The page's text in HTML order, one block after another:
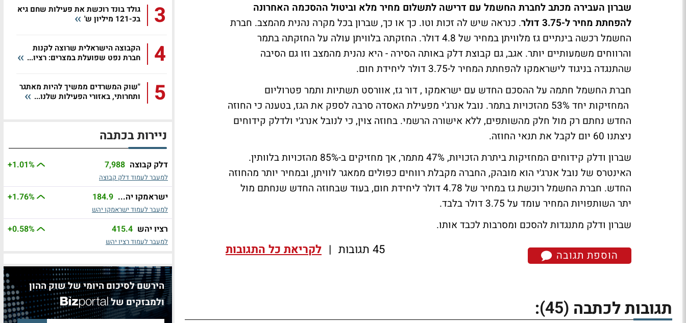
שברון העבירה מכתב לחברת החשמל עם דרישה לתשלום מחיר מלא וביטול ההסכמה האחרונה
להפחתת מחיר ל-3.75 דולר
. כנראה שיש לה זכות וטו. כך או כך, שברון בכל מקרה נהנית מהמצב. חברת
החשמל רכשה בינתיים גז מלוויתן במחיר של 4.8 דולר. החזקתה בלוויתן עולה על החזקתה בתמר
והרווחים משמעותיים יותר. אגב, גם קבוצת דלק באותה הסירה - היא נהנית מהמצב וזו גם הסיבה
שהתנגדה בניגוד לישראמקו להפחתת המחיר ל-3.75 דולר ליחידת חום.
חברת החשמל חתמה על ההסכם החדש עם ישראמקו , דור גז, אוורסט תשתיות ותמר פטרוליום
המחזיקות יחד 53% מהזכויות בתמר. נובל אנרג'י מפעילת האסדה סרבה לספק את הגז, בטענה כי החוזה
החדש נחתם רק מול חלק מהשותפים, ללא אישורה הרשמי. בחוזה צוין, כי לנובל אנרג׳י ולדלק קידוחים
ניצתנו 60 יום לקבל את תנאי החוזה.
שברון ודלק קידוחים המחזיקות ביתרת הזכויות, 47% מתמר, אך מחזיקים ב-85% מהזכויות בלוותין.
האינטרס של נובל אנרג׳י הוא מובהק, החברה מקבלת רווחים כפולים ממאגר לוויתן, ובמחיר יותר מהחוזה
החדש. חברת החשמל רוכשת גז במחיר של 4.78 דולר ליחידת חום, בעוד שבחוזה החדש שנחתם מול
יתר השותפויות המחיר עומד על 3.75 דולר בלבד.
שברון ודלק מתנגדות להסכם ומסרבות לכבד אותו.
הוספת תגובה 45 תגובות | לקריאת כל התגובות
תגובות לכתבה (45)
:
3
גולד בונד רוכשת את פעילות שחם גיא
בכ-121 מיליון ש'
4
הקבוצה הישראלית שרוצה לקנות
חברת נפט שפועלת במצרים: רציו...
5
"שוק המשרדים ממשיך להיות מאתגר
ותחרותי, באזורי הפעילות שלנו...
ניירות בכתבה
דלק קבוצה 7,988
+1.01%
למעבר לעמוד דלק קבוצה
ישראמקו יה... 184.9
+1.76%
למעבר לעמוד ישראמקו יהש
רציו יהש 415.4
+0.58%
למעבר לעמוד רציו יהש
הירשם לסיכום היומי של שוק ההון
ולמבזקים של